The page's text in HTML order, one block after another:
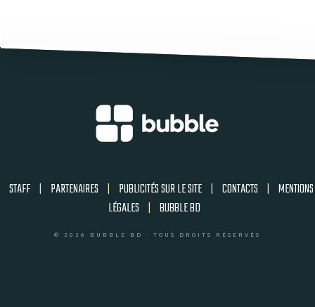
STAFF | PARTENAIRES | PUBLICITÉS SUR LE SITE | CONTACTS | MENTIONS
LÉGALES | BUBBLE BD
© 2026 BUBBLE BD - TOUS DROITS RÉSERVÉS